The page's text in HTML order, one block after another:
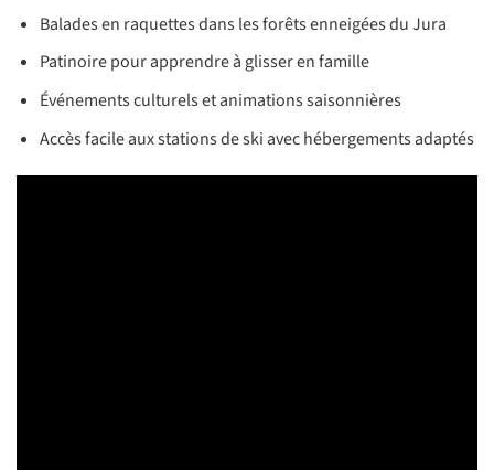
Balades en raquettes dans les forêts enneigées du Jura
Patinoire pour apprendre à glisser en famille
Événements culturels et animations saisonnières
Accès facile aux stations de ski avec hébergements adaptés